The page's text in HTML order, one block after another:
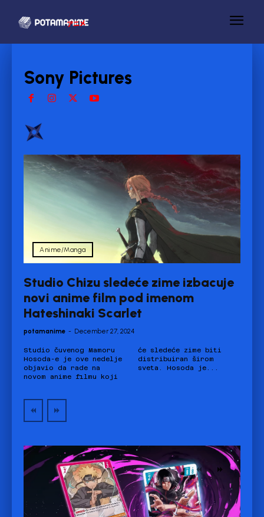
Sony Pictures
Anime/Manga
Studio Chizu sledeće zime izbacuje
novi anime film pod imenom
Hateshinaki Scarlet
potamanime - December 27, 2024
Studio čuvenog Mamoru
Hosoda-e je ove nedelje
objavio da rade na
novom anime filmu koji
će sledeće zime biti
distribuiran širom
sveta. Hosoda je...